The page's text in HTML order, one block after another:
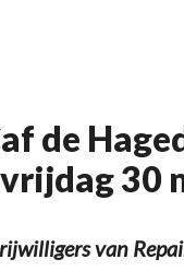
de
30
van